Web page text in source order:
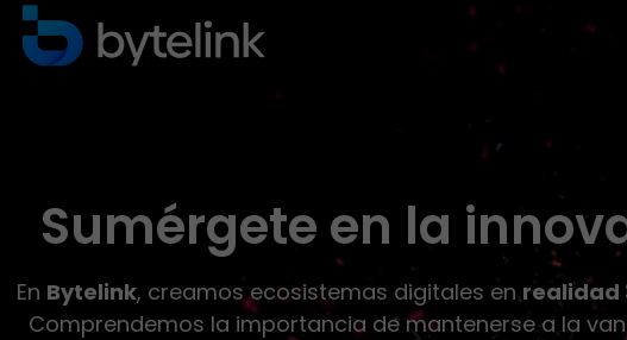
Sumérgete en la
En Bytelink, creamos ecosistemas digitales enrealidad
Comprendemos la importancia de mantenerse a la